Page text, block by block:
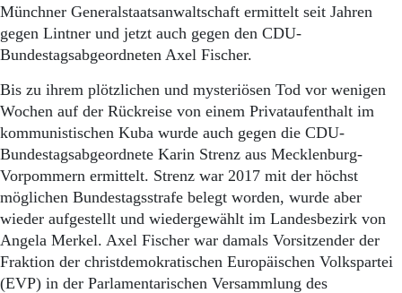
Münchner Generalstaatsanwaltschaft ermittelt seit Jahren
gegen Lintner und jetzt auch gegen den CDU-
Bundestagsabgeordneten Axel Fischer.
Bis zu ihrem plötzlichen und mysteriösen Tod vor wenigen
Wochen auf der Rückreise von einem Privataufenthalt im
kommunistischen Kuba wurde auch gegen die CDU-
Bundestagsabgeordnete Karin Strenz aus Mecklenburg-
Vorpommern ermittelt. Strenz war 2017 mit der höchst
möglichen Bundestagsstrafe belegt worden, wurde aber
wieder aufgestellt und wiedergewählt im Landesbezirk von
Angela Merkel. Axel Fischer war damals Vorsitzender der
Fraktion der christdemokratischen Europäischen Volkspartei
(EVP) in der Parlamentarischen Versammlung des